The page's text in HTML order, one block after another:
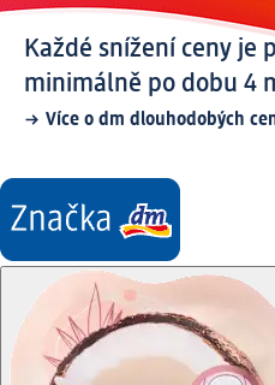
Každé snížení ceny je
minimálně po dobu 4
Více o dm dlouhodobých